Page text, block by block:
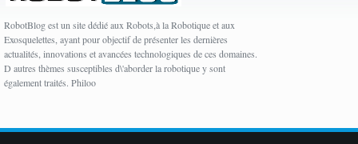
RobotBlog est un site dédié aux Robots,à la Robotique et aux
Exosquelettes, ayant pour objectif de présenter les dernières
actualités, innovations et avancées technologiques de ces domaines.
D autres thèmes susceptibles d\'aborder la robotique y sont
également traités. Philoo